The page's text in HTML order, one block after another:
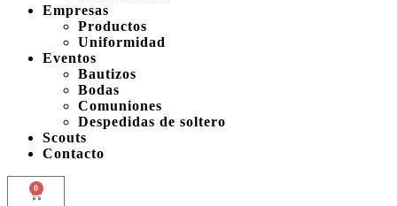
Empresas
Productos
Uniformidad
Eventos
Bautizos
Bodas
Comuniones
Despedidas de soltero
Scouts
Contacto
0